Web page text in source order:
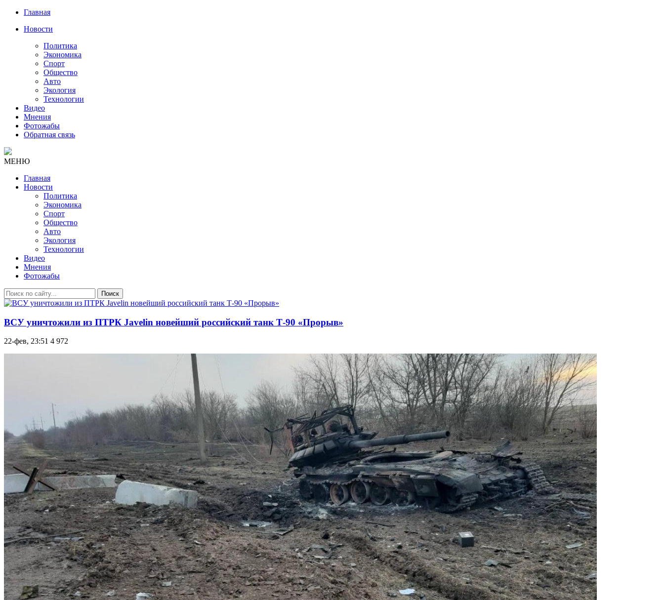
Главная
Новости
Политика
Экономика
Спорт
Общество
Авто
Экология
Технологии
Видео
Мнения
Фотожабы
Обратная связь
МЕНЮ
Главная
Новости
Политика
Экономика
Спорт
Общество
Авто
Экология
Технологии
Видео
Мнения
Фотожабы
Поиск
ВСУ уничтожили из ПТРК Javelin новейший российский танк Т-90 «Прорыв»
22-фев, 23:51 4 972